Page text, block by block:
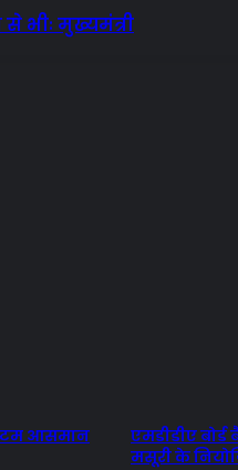
भीः मुख्यमंत्री
आसमान
एमडीडीए
मसूरी के